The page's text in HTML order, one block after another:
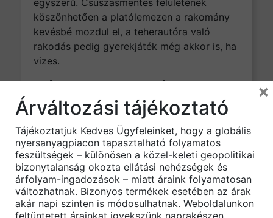
egyszerű. Csúszásmentes felületének
köszönhetően a platólemezen a rakomány
kevésbé mozdul el, a teherautóra való
rakodás pedig gyerekjáték még akkor is, ha
vizes.
Rétegelt lemez árak a
Fadepo Fatelep oldalán:
A táblaára* br. 47.300,- Ft.
*Számlázásnál mindig az egész táblát
vesszük alapul! A hozzávetőleges m² ár: br.
15.135,- Ft
Árlistánkat itt találja!
Árváltozási tájékoztató
Tájékoztatjuk Kedves Ügyfeleinket, hogy a globális
nyersanyagpiacon tapasztalható folyamatos
feszültségek – különösen a közel-keleti geopolitikai
bizonytalanság okozta ellátási nehézségek és
árfolyam-ingadozások – miatt áraink folyamatosan
változhatnak. Bizonyos termékek esetében az árak
akár napi szinten is módosulhatnak. Weboldalunkon
feltüntetett árainkat igyekszünk naprakészen
×